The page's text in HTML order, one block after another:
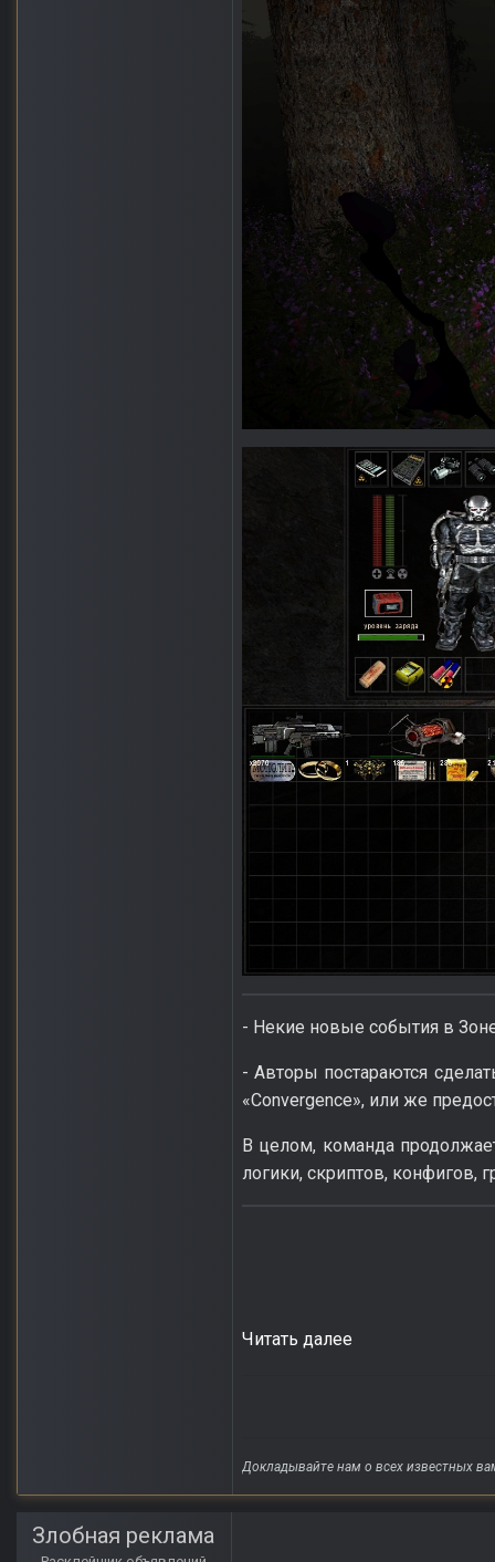
- Некие новые события в
- Авторы постараются
«Convergence», или же
В целом, команда
логики, скриптов, конфигов,
Читать далее
Докладывайте нам о всех известных
Злобная реклама